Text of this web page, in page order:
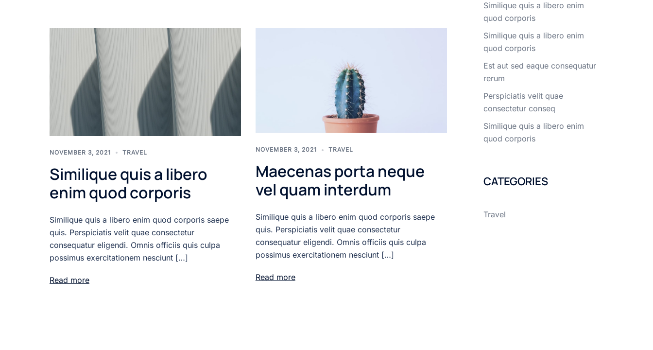
NOVEMBER 3, 2021 TRAVEL
Similique quis a libero
enim quod corporis
Similique quis a libero enim quod corporis saepe
quis. Perspiciatis velit quae consectetur
consequatur eligendi. Omnis officiis quis culpa
possimus exercitationem nesciunt […]
Read more
NOVEMBER 3, 2021 TRAVEL
Maecenas porta neque
vel quam interdum
Similique quis a libero enim quod corporis saepe
quis. Perspiciatis velit quae consectetur
consequatur eligendi. Omnis officiis quis culpa
possimus exercitationem nesciunt […]
Read more
Similique quis a libero enim
quod corporis
Similique quis a libero enim
quod corporis
Est aut sed eaque consequatur
rerum
Perspiciatis velit quae
consectetur conseq
Similique quis a libero enim
quod corporis
CATEGORIES
Travel